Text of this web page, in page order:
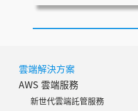
雲端解決方案
AWS 雲端服務
新世代雲端託管服務